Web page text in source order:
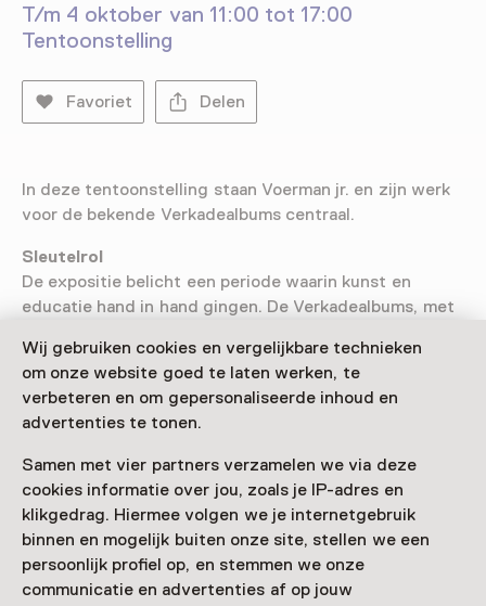
Wij gebruiken cookies en vergelijkbare technieken
om onze website goed te laten werken, te
verbeteren en om gepersonaliseerde inhoud en
advertenties te tonen.
Samen met vier partners verzamelen we via deze
cookies informatie over jou, zoals je IP-adres en
klikgedrag. Hiermee volgen we je internetgebruik
binnen en mogelijk buiten onze site, stellen we een
persoonlijk profiel op, en stemmen we onze
communicatie en advertenties af op jouw
T/m 4 oktober van 11:00 tot 17:00
Tentoonstelling
Favoriet Delen
In deze tentoonstelling staan Voerman jr. en zijn werk
voor de bekende Verkadealbums centraal.
Sleutelrol
De expositie belicht een periode waarin kunst en
educatie hand in hand gingen. De Verkadealbums, met
uit tot een nationaal fenomeen. De illustraties van
Voerman jr. speelden daarin een sleutelrol. Zijn werk
kenmerkt zich door een nauwkeurige observatie van
het landschap, vaak direct naar de natuur geschilderd.
Bezoekersinformatie
Toegang